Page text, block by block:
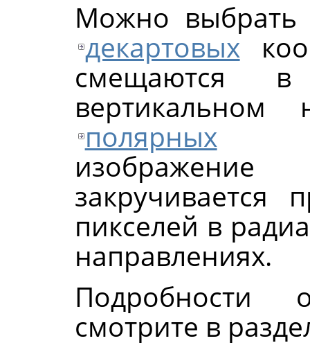
Можно выбрать
декартовых
смещаются в
полярных
пикселей в
направлениях.
Подробности
смотрите в